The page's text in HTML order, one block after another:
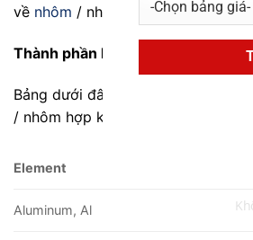
về nhôm / nhôm hợp kim 1070 .
Thành phần hóa học
Bảng dưới đây cho thấy thành
/ nhôm hợp kim
Element
Aluminum, Al